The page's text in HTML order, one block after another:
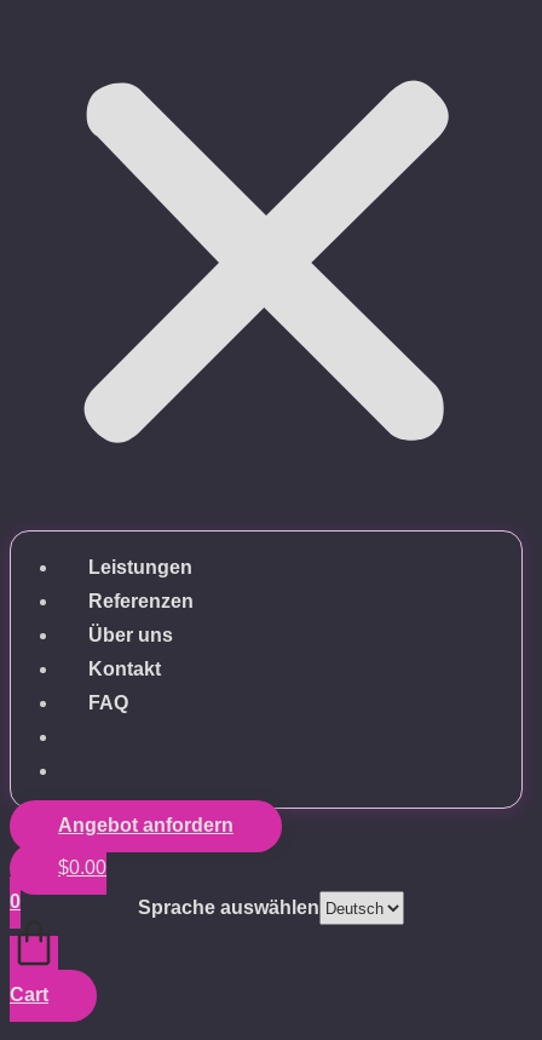
Leistungen
Referenzen
Über uns
Kontakt
FAQ
Angebot anfordern
$0.00
0
Cart
Sprache auswählen